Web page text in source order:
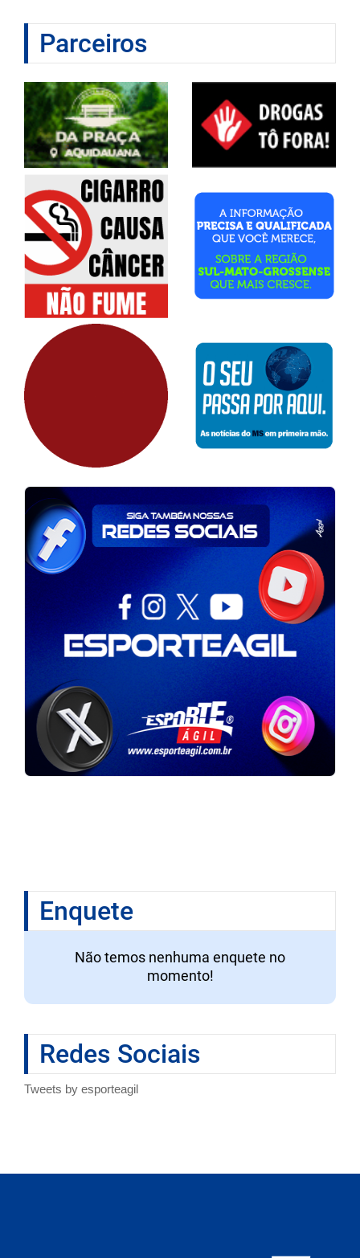
Parceiros
Enquete
Não temos nenhuma enquete no
momento!
Redes Sociais
Tweets by esporteagil